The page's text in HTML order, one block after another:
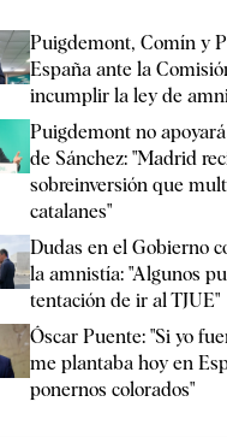
Puigdemont, Comín y
España ante la
incumplir la ley de
Puigdemont no
de Sánchez: "Madrid
sobreinversión que
catalanes"
Dudas en el Gobierno
la amnistía: "Algunos
tentación de ir al TJUE"
Óscar Puente: "Si yo
me plantaba hoy en
ponernos colorados"